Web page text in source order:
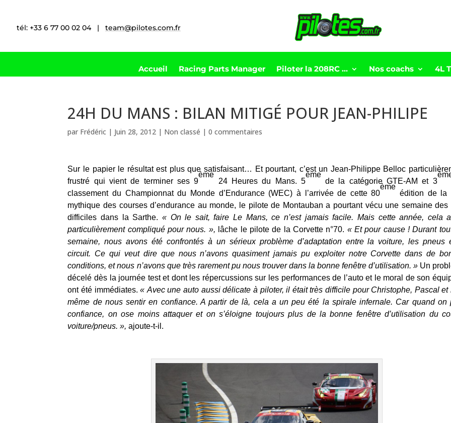
tél: +33 6 77 00 02 04 | team@pilotes.com.fr
Accueil Racing Parts Manager Piloter la 208RC … Nos coachs 4L
24H DU MANS : BILAN MITIGÉ POUR JEAN-PHILIPE
par Frédéric | Juin 28, 2012 | Non classé |0 commentaires
Sur le papier le résultat est plus que satisfaisant… Et pourtant, c’est un Jean-Philippe Belloc
frustré qui vient de terminer ses 9
ème
24 Heures du Mans. 5
ème
de la catégorie GTE-AM et 3
classement du Championnat du Monde d’Endurance (WEC) à l’arrivée de cette 80
ème
édition de la
mythique des courses d’endurance au monde, le pilote de Montauban a pourtant vécu une semaine des
difficiles dans la Sarthe. « On le sait, faire Le Mans, ce n’est jamais facile. Mais cette année, cela
particulièrement compliqué pour nous. », lâche le pilote de la Corvette n°70. « Et pour cause ! Durant
semaine, nous avons été confrontés à un sérieux problème d’adaptation entre la voiture, les pneus
circuit. Ce qui veut dire que nous n’avons quasiment jamais pu exploiter notre Corvette dans de
conditions, et nous n’avons que très rarement pu nous trouver dans la bonne fenêtre d’utilisation. »Un
décelé dès la journée test et dont les répercussions sur les performances de l’auto et le moral de son
ont été immédiates.« Avec une auto aussi délicate à piloter, il était très difficile pour Christophe, Pascal et
même de nous sentir en confiance. A partir de là, cela a un peu été la spirale infernale. Car quand on
confiance, on ose moins attaquer et on s’éloigne toujours plus de la bonne fenêtre d’utilisation du
voiture/pneus. »,ajoute-t-il.